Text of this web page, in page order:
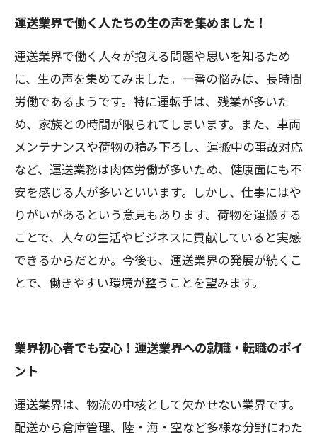
運送業界で働く人たちの生の声を集めました！
運送業界で働く人々が抱える問題や思いを知るため
に、生の声を集めてみました。一番の悩みは、長時間
労働であるようです。特に運転手は、残業が多いた
め、家族との時間が限られてしまいます。また、車両
メンテナンスや荷物の積み下ろし、運搬中の事故対応
など、運送業務は肉体労働が多いため、健康面にも不
安を感じる人が多いといいます。しかし、仕事にはや
りがいがあるという意見もあります。荷物を運搬する
ことで、人々の生活やビジネスに貢献していると実感
できるからだとか。今後も、運送業界の発展が続くこ
とで、働きやすい環境が整うことを望みます。
業界初心者でも安心！運送業界への就職・転職のポイ
ント
運送業界は、物流の中核として欠かせない業界です。
配送から倉庫管理、陸・海・空など多様な分野にわた